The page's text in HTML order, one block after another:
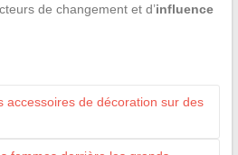
de changement et d’influence
accessoires de décoration sur des